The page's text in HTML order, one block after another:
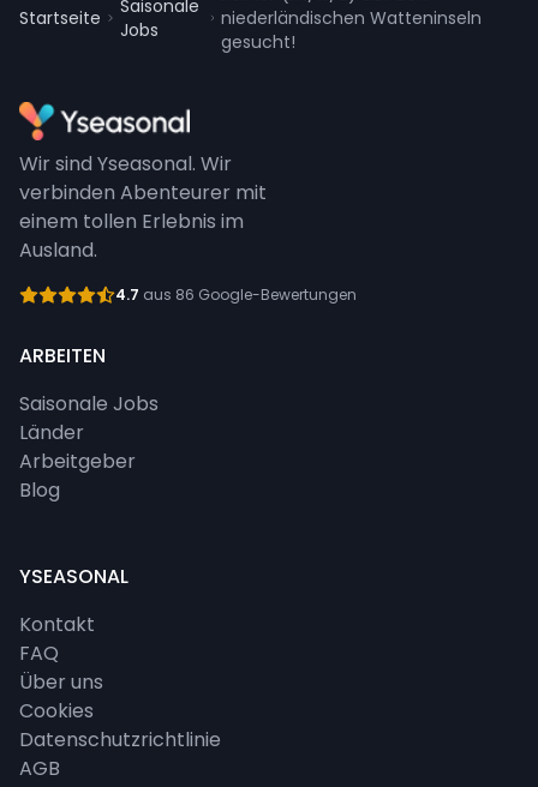
Startseite
Saisonale
Jobs
niederländischen Watteninseln
gesucht!
Wir sind Yseasonal. Wir
verbinden Abenteurer mit
einem tollen Erlebnis im
Ausland.
4.7 aus 86 Google-Bewertungen
ARBEITEN
Saisonale Jobs
Länder
Arbeitgeber
Blog
YSEASONAL
Kontakt
FAQ
Über uns
Cookies
Datenschutzrichtlinie
AGB